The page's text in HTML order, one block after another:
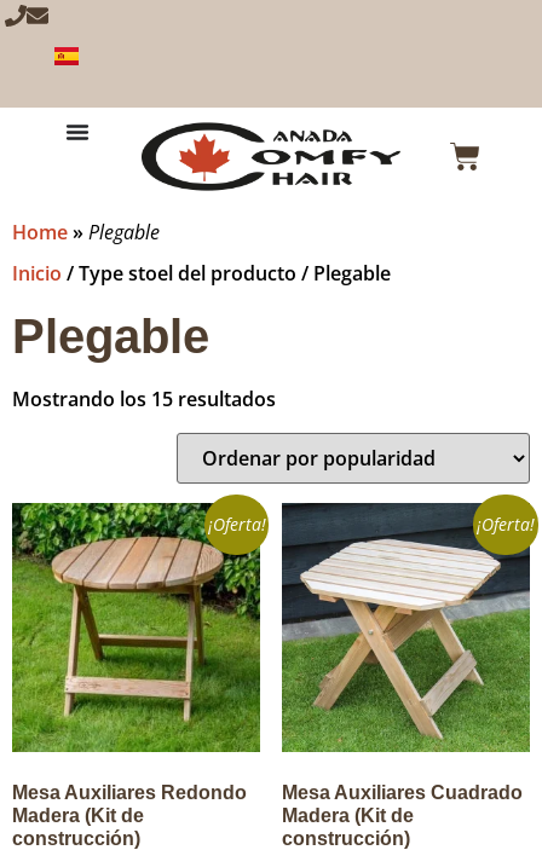
Home»Plegable
Inicio / Type stoel del producto / Plegable
Plegable
Mostrando los 15 resultados
¡Oferta!
Mesa Auxiliares Redondo
Madera (Kit de
construcción)
¡Oferta!
Mesa Auxiliares Cuadrado
Madera (Kit de
construcción)